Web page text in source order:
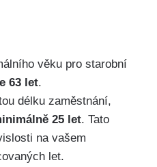
věku pro starobní
63 let.
délku zaměstnání,
25 let. Tato
na vašem
let.